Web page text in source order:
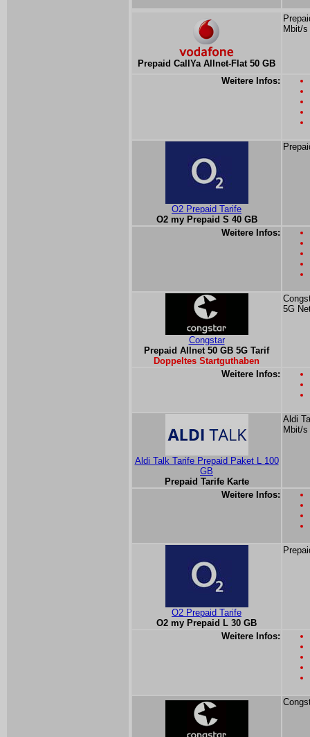
Prepaid CallYa Allnet-Flat 50 GB
Mbit/s
Weitere Infos:
O2 Prepaid Tarife
O2 my Prepaid S 40 GB
Weitere Infos:
Congstar
Prepaid Allnet 50 GB 5G Tarif
Doppeltes Startguthaben
5G
Weitere Infos:
Aldi Talk Tarife Prepaid Paket L 100
GB
Prepaid Tarife Karte
Aldi
Mbit/s
Weitere Infos:
O2 Prepaid Tarife
O2 my Prepaid L 30 GB
Weitere Infos: